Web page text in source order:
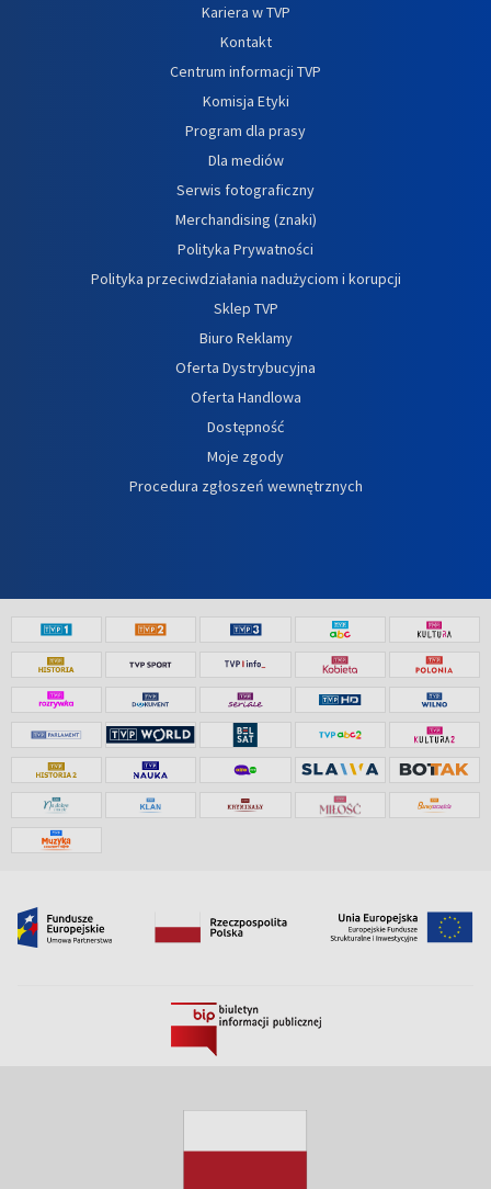
Kariera w TVP
Kontakt
Centrum informacji TVP
Komisja Etyki
Program dla prasy
Dla mediów
Serwis fotograficzny
Merchandising (znaki)
Polityka Prywatności
Polityka przeciwdziałania nadużyciom i korupcji
Sklep TVP
Biuro Reklamy
Oferta Dystrybucyjna
Oferta Handlowa
Dostępność
Moje zgody
Procedura zgłoszeń wewnętrznych